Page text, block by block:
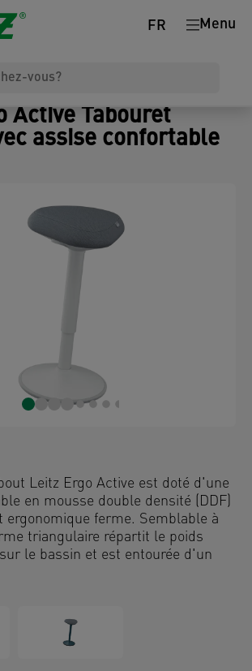
Menu
FR
Active Tabouret
assise confortable
Leitz Ergo Active est doté d'une
en mousse double densité (DDF)
ergonomique ferme. Semblable à
triangulaire répartit le poids
le bassin et est entourée d'un
mousse souple pour réduire la
ou complètement assise, ce
à vous asseoir plus droit, offrant
d'assise ultra confortable similaire à